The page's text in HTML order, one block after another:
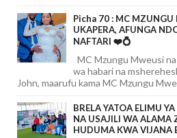
Picha 70 : MC MZUNGU
UKAPERA, AFUNGA
NAFTARI ❤️💍
MC Mzungu Mweusi
wa habari na
John, maarufu kama MC Mzungu
BRELA YATOA ELIMU
NA USAJILI WA ALAMA
HUDUMA KWA VIJANA